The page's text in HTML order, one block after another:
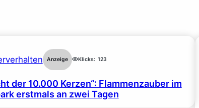
Anzeige Klicks: 123
der 10.000 Kerzen“: Flammenzauber im
erstmals an zwei Tagen